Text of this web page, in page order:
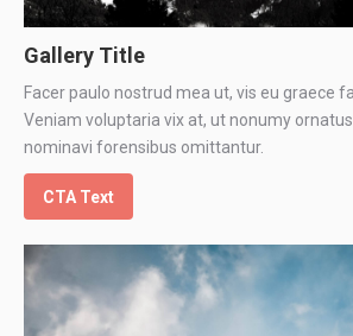
Gallery Title
Facer paulo nostrud mea ut, vis eu graece
Veniam voluptaria vix at, ut nonumy
nominavi forensibus omittantur.
CTA Text